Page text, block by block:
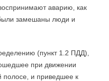
аварию, как
замешаны люди и
(пункт 1.2 ПДД),
при движении
полосе, и приведшее к